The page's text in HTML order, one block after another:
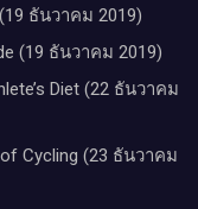
ธันวาคม 2019)
(19 ธันวาคม 2019)
Diet (22 ธันวาคม
Cycling (23 ธันวาคม